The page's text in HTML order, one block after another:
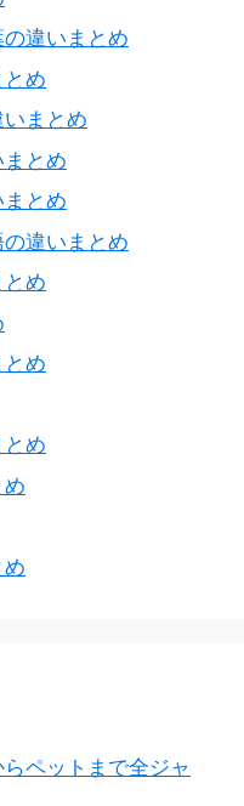
違いまとめ
め
まとめ
とめ
まとめ
違いまとめ
め
め
め
め
ペットまで全ジャ